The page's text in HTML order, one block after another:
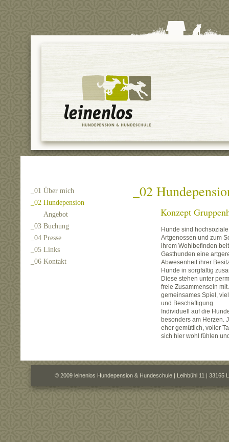
_01 Über mich
_02 Hundepension
Angebot
_03 Buchung
_04 Presse
_05 Links
_06 Kontakt
_02
Konzept
Hunde sind
Artgenossen und zum
ihrem Wohlbefinden
Gasthunden eine
Abwesenheit ihrer
Hunde in sorgfältig
Diese stehen unter
freie Zusammensein
gemeinsames Spiel,
und Beschäftigung.
Individuell auf die
besonders am Herzen.
eher gemütlich, voller
sich hier wohl fühlen
© 2009 leinenlos Hundepension & Hundeschule | Leihbühl 11 | 33165